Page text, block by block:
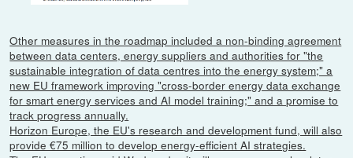
Other measures in the roadmap included a non-binding agreement
between data centers, energy suppliers and authorities for "the
sustainable integration of data centres into the energy system;" a
new EU framework improving "cross-border energy data exchange
for smart energy services and AI model training;" and a promise to
track progress annually.
Horizon Europe, the EU's research and development fund, will also
provide €75 million to develop energy-efficient AI strategies.